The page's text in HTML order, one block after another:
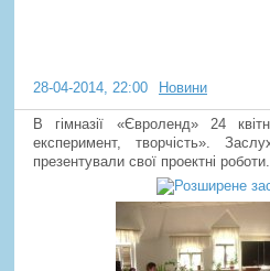
28-04-2014, 22:00 Новини
В гімназії «Євроленд» 24
експеримент, творчість».
презентували свої проектні роботи.